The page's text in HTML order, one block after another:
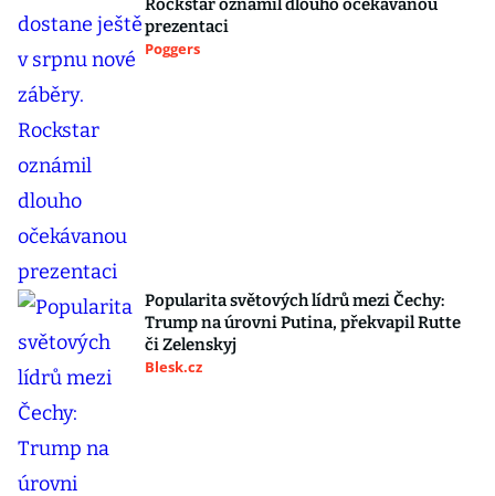
Rockstar oznámil dlouho očekávanou
prezentaci
Poggers
Popularita světových lídrů mezi Čechy:
Trump na úrovni Putina, překvapil Rutte
či Zelenskyj
Blesk.cz